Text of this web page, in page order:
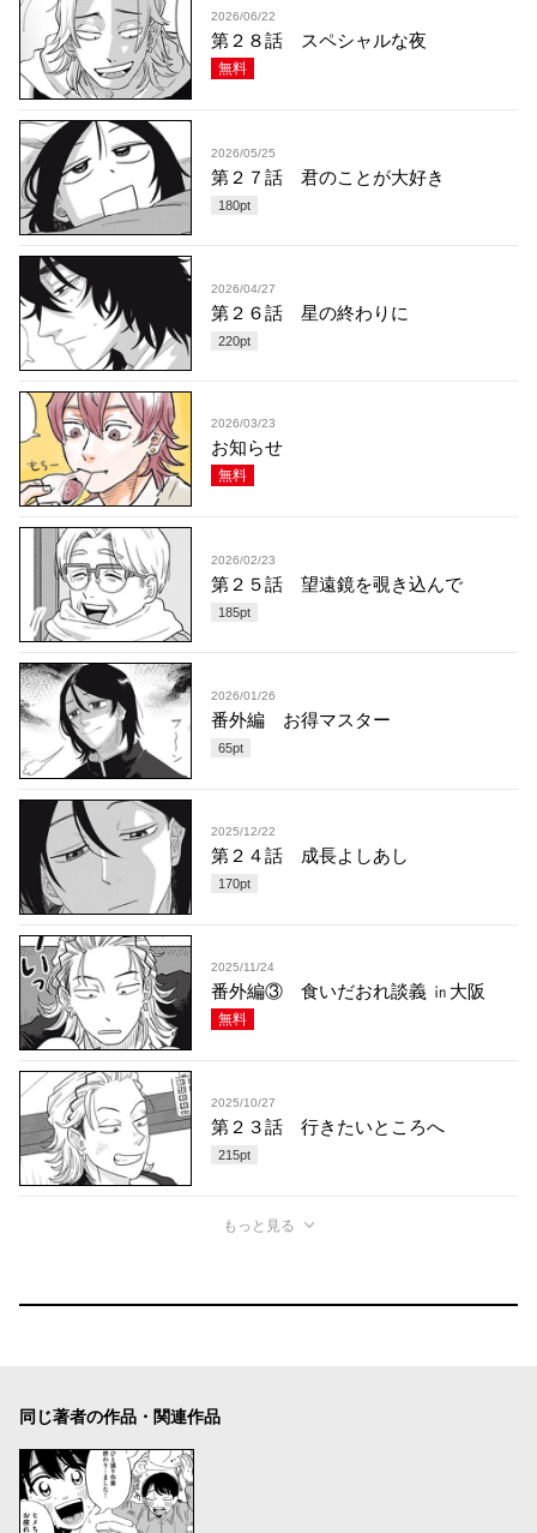
2026/06/22
第２８話 スペシャルな夜
無料
2026/05/25
第２７話 君のことが大好き
180pt
2026/04/27
第２６話 星の終わりに
220pt
2026/03/23
お知らせ
無料
2026/02/23
第２５話 望遠鏡を覗き込んで
185pt
2026/01/26
番外編 お得マスター
65pt
2025/12/22
第２４話 成長よしあし
170pt
2025/11/24
番外編③ 食いだおれ談義 ㏌大阪
無料
2025/10/27
第２３話 行きたいところへ
215pt
もっと見る
同じ著者の作品・関連作品